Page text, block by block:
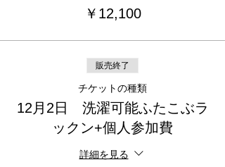
￥12,100
販売終了
チケットの種類
12月2日 洗濯可能ふたこぶラ
ックン+個人参加費
詳細を見る